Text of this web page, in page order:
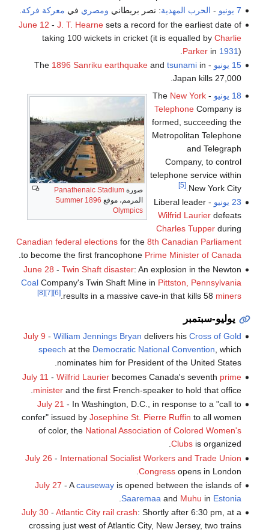
7 يونيو
- الحرب المهدية: نصر بريطاني ومصري في معركة فركة.
June 12 - J. T. Hearnesets a record for the earliest date of
taking 100 wickets in cricket (it is equalled by Charlie
Parkerin 1931).
15 يونيو
- The
1896 Sanriku earthquakeand tsunamiin
Japan kills 27,000.
صورة Panathenaic Stadium
المرمم، موقع
1896 Summer
Olympics
18 يونيو - The
New York
TelephoneCompany is
formed, succeeding the
Metropolitan Telephone
and Telegraph
Company, to control
telephone service within
New York City.
[5]
23 يونيو
- Liberal leader
Wilfrid Laurierdefeats
Charles Tupperduring
Canadian federal electionsfor the 8th Canadian Parliament
to become the first francophone Prime Minister of Canada
.
June 28 - Twin Shaft disaster: An explosion in the Newton
CoalCompany's Twin Shaft Mine in Pittston, Pennsylvania
results in a massive cave-in that kills 58 miners
.
[6]
[7]
[8]
يوليو-سبتمبر
July 9 - William Jennings Bryan delivers his Cross of Gold
speech at the Democratic National Convention, which
nominates him for President of the United States.
July 11 - Wilfrid Laurierbecomes Canada's seventh prime
ministerand the first French-speaker to hold that office.
July 21 - In Washington, D.C., in response to a "call to
confer" issued by Josephine St. Pierre Ruffin to all women
of color, the National Association of Colored Women's
Clubsis organized.
July 26 - International Socialist Workers and Trade Union
Congressopens in London.
July 27 - Acausewayis opened between the islands of
Saaremaa and Muhu in Estonia
July 30- Atlantic City rail crash: Shortly after 6:30 pm, at a
crossing just west of Atlantic City, New Jersey, two trains